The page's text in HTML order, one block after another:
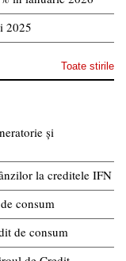
2025
Toate stirile
și
la creditele IFN
consum
de consum